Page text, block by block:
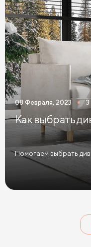
Кровати 140 х 200 с
Кровати 160 х 200 с
Кровати 180 х 200 с
Кровати 200 х 200 с
Кровати тёмного цвета
Кровати бирюзового
Кровати в
Кровати в
Кровати в
Кровати с мягким
08 Февраля, 2023 3
Как выбрать
Помогаем выбрать